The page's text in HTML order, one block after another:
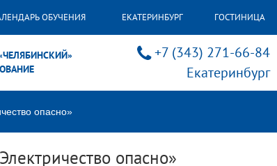
ОБУЧЕНИЯ ЕКАТЕРИНБУРГ ГОСТИНИЦА
+7 (343) 271-66-84
Екатеринбург
опасно»
опасно»